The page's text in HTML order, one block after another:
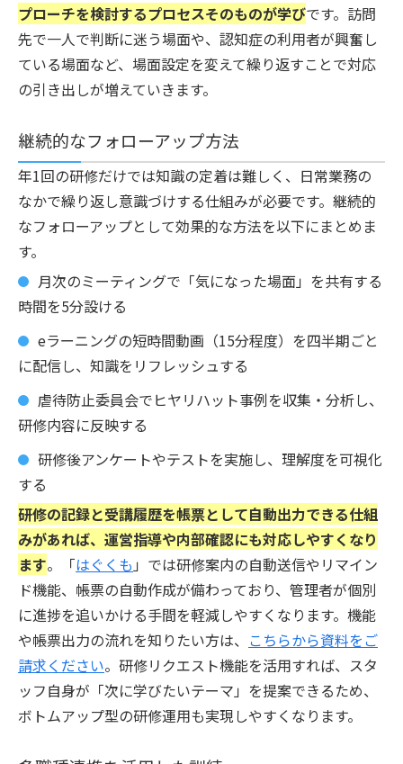
プローチを検討するプロセスそのものが学びです。訪問
先で一人で判断に迷う場面や、認知症の利用者が興奮し
ている場面など、場面設定を変えて繰り返すことで対応
の引き出しが増えていきます。
継続的なフォローアップ方法
年1回の研修だけでは知識の定着は難しく、日常業務の
なかで繰り返し意識づけする仕組みが必要です。継続的
なフォローアップとして効果的な方法を以下にまとめま
す。
月次のミーティングで「気になった場面」を共有する
時間を5分設ける
eラーニングの短時間動画（15分程度）を四半期ごと
に配信し、知識をリフレッシュする
虐待防止委員会でヒヤリハット事例を収集・分析し、
研修内容に反映する
研修後アンケートやテストを実施し、理解度を可視化
する
研修の記録と受講履歴を帳票として自動出力できる仕組
みがあれば、運営指導や内部確認にも対応しやすくなり
ます。「はぐくも 」では研修案内の自動送信やリマイン
ド機能、帳票の自動作成が備わっており、管理者が個別
に進捗を追いかける手間を軽減しやすくなります。機能
や帳票出力の流れを知りたい方は、 こちらから資料をご
請求ください。研修リクエスト機能を活用すれば、スタ
ッフ自身が「次に学びたいテーマ」を提案できるため、
ボトムアップ型の研修運用も実現しやすくなります。